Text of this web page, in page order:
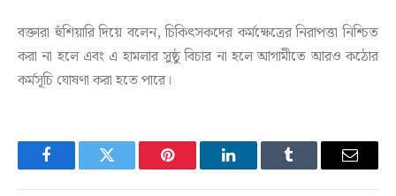
বক্তারা হুঁশিয়ারি দিয়ে বলেন, চিকিৎসকদের কর্মক্ষেত্রের নিরাপত্তা নিশ্চিত
করা না হলে এবং এ হামলার সুষ্ঠু বিচার না হলে আগামীতে আরও কঠোর
কর্মসূচি ঘোষণা করা হতে পারে।
FacebookTwitter Pinterest LinkedInTumblr Email